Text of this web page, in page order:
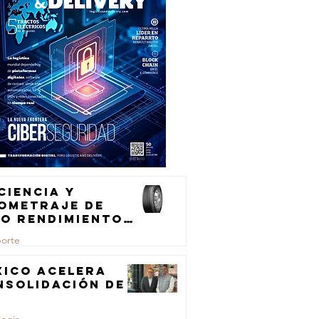
y
de
rendimiento
de
acelera
de